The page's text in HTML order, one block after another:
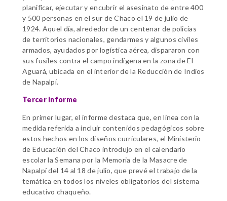
planificar, ejecutar y encubrir el asesinato de entre 400
y 500 personas en el sur de Chaco el 19 de julio de
1924. Aquel día, alrededor de un centenar de policías
de territorios nacionales, gendarmes y algunos civiles
armados, ayudados por logística aérea, dispararon con
sus fusiles contra el campo indígena en la zona de El
Aguará, ubicada en el interior de la Reducción de Indios
de Napalpí.
Tercer informe
En primer lugar, el informe destaca que, en línea con la
medida referida a incluir contenidos pedagógicos sobre
estos hechos en los diseños curriculares, el Ministerio
de Educación del Chaco introdujo en el calendario
escolar la Semana por la Memoria de la Masacre de
Napalpí del 14 al 18 de julio, que prevé el trabajo de la
temática en todos los niveles obligatorios del sistema
educativo chaqueño.